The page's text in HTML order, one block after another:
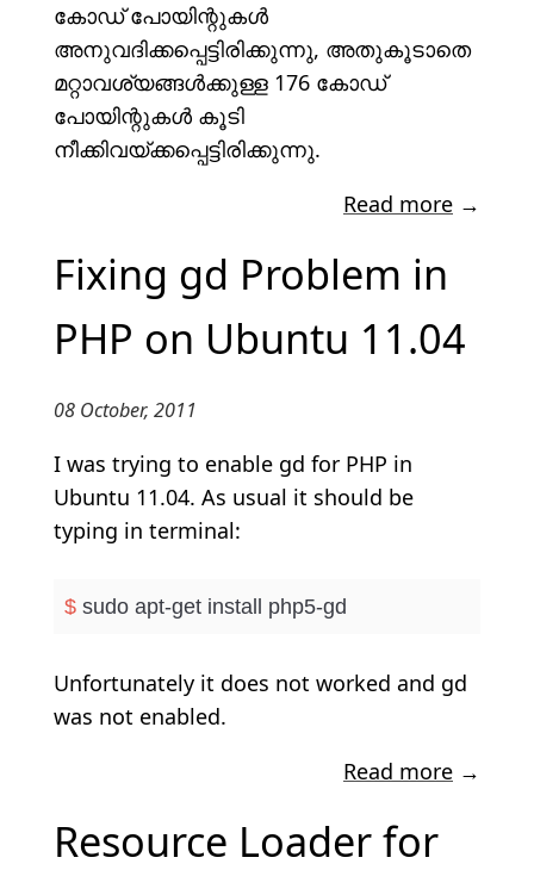
കോഡ് പോയിന്റുകൾ
അനുവദിക്കപ്പെട്ടിരിക്കുന്നു, അതുകൂടാതെ
മറ്റാവശ്യങ്ങൾക്കുള്ള 176 കോഡ്
പോയിന്റുകൾ കൂടി
നീക്കിവയ്ക്കപ്പെട്ടിരിക്കുന്നു.
Read more →
Fixing gd Problem in
PHP on Ubuntu 11.04
08 October, 2011
I was trying to enable gd for PHP in
Ubuntu 11.04. As usual it should be
typing in terminal:
$
Unfortunately it does not worked and gd
was not enabled.
Read more →
Resource Loader for